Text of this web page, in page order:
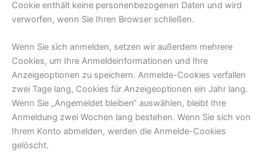
Cookie enthält keine personenbezogenen Daten und wird
verworfen, wenn Sie Ihren Browser schließen.
Wenn Sie sich anmelden, setzen wir außerdem mehrere
Cookies, um Ihre Anmeldeinformationen und Ihre
Anzeigeoptionen zu speichern. Anmelde-Cookies verfallen
zwei Tage lang, Cookies für Anzeigeoptionen ein Jahr lang.
Wenn Sie „Angemeldet bleiben“ auswählen, bleibt Ihre
Anmeldung zwei Wochen lang bestehen. Wenn Sie sich von
Ihrem Konto abmelden, werden die Anmelde-Cookies
gelöscht.